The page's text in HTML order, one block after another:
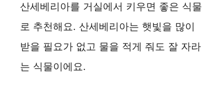
산세베리아를 거실에서 키우면 좋은 식물
로 추천해요. 산세베리아는 햇빛을 많이
받을 필요가 없고 물을 적게 줘도 잘 자라
는 식물이에요.